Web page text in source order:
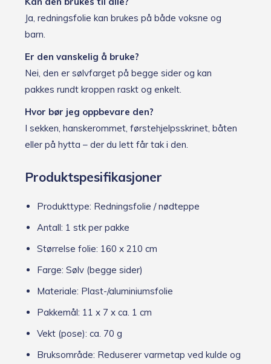
Ja, redningsfolie kan brukes på både voksne og
barn.
Er den vanskelig å bruke?
Nei, den er sølvfarget på begge sider og kan
pakkes rundt kroppen raskt og enkelt.
Hvor bør jeg oppbevare den?
I sekken, hanskerommet, førstehjelpsskrinet, båten
eller på hytta – der du lett får tak i den.
Produktspesifikasjoner
Produkttype: Redningsfolie / nødteppe
Antall: 1 stk per pakke
Størrelse folie: 160 x 210 cm
Farge: Sølv (begge sider)
Materiale: Plast-/aluminiumsfolie
Pakkemål: 11 x 7 x ca. 1 cm
Vekt (pose): ca. 70 g
Bruksområde: Reduserer varmetap ved kulde og